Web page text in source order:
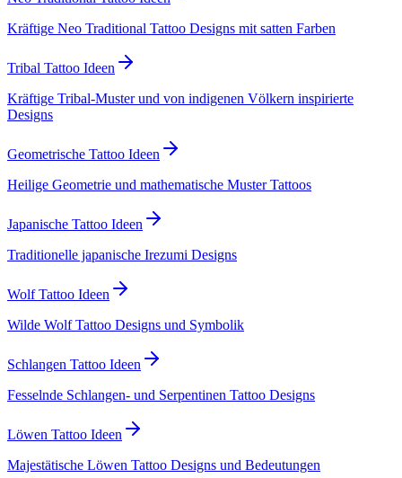
Kräftige Neo Traditional Tattoo Designs mit satten Farben
Tribal Tattoo Ideen
Kräftige Tribal-Muster und von indigenen Völkern inspirierte
Designs
Geometrische Tattoo Ideen
Heilige Geometrie und mathematische Muster Tattoos
Japanische Tattoo Ideen
Traditionelle japanische Irezumi Designs
Wolf Tattoo Ideen
Wilde Wolf Tattoo Designs und Symbolik
Schlangen Tattoo Ideen
Fesselnde Schlangen- und Serpentinen Tattoo Designs
Löwen Tattoo Ideen
Majestätische Löwen Tattoo Designs und Bedeutungen